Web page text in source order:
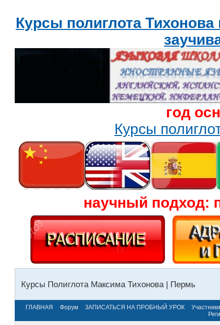
Курсы полиглота
год
Курсы
научный подход:
Курсы Полиглота Максима Тихонова | Пермь
ГЛАВНАЯ Форум ЗАПИСАТЬСЯ НА ПРОБНЫЙ УРОК
Участники